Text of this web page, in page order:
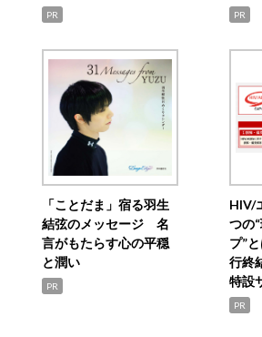
PR PR
「ことだま」宿る羽生
結弦のメッセージ 名
言がもたらす心の平穏
と潤い
PR
HIV/
つの
プ”
行終
特設
PR